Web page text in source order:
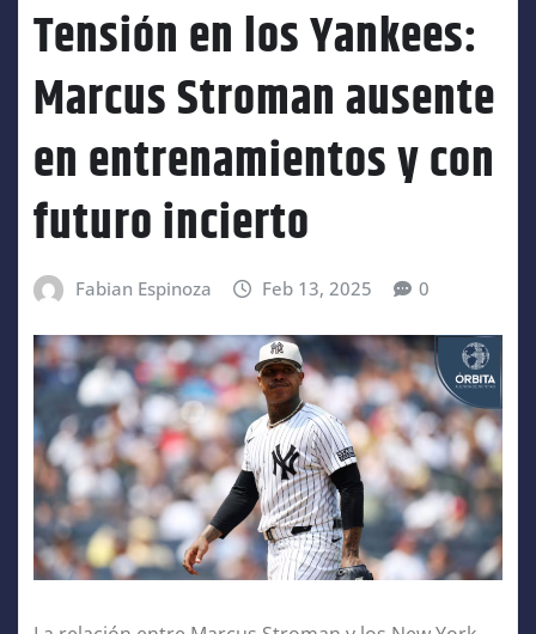
Tensión en los Yankees:
Marcus Stroman ausente
en entrenamientos y con
futuro incierto
Fabian Espinoza Feb 13, 2025 0